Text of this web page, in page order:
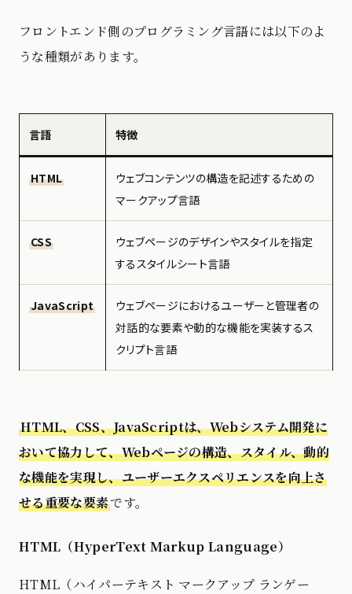
フロントエンド側のプログラミング言語には以下のよ
うな種類があります。
言語 特徴
HTML
ウェブコンテンツの構造を記述するための
マークアップ言語
CSS
ウェブページのデザインやスタイルを指定
するスタイルシート言語
JavaScript
ウェブページにおけるユーザーと管理者の
対話的な要素や動的な機能を実装するス
クリプト言語
HTML、CSS、JavaScriptは、Webシステム開発に
おいて協力して、Webページの構造、スタイル、動的
な機能を実現し、ユーザーエクスペリエンスを向上さ
せる重要な要素です。
HTML（HyperText Markup Language）
HTML（ハイパーテキスト マークアップ ランゲー